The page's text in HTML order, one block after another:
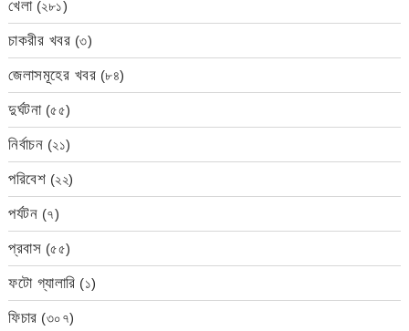
খেলা(২৮১)
চাকরীর খবর (৩)
জেলাসমূহের খবর (৮৪)
দুর্ঘটনা(৫৫)
নির্বাচন (২১)
পরিবেশ (২২)
পর্যটন (৭)
প্রবাস (৫৫)
ফটো গ্যালারি (১)
ফিচার (৩০৭)